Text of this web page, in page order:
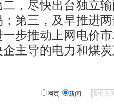
，尽快出台独立
第三，及早推进
步推动上网电价
主导的电力和煤
网页 新闻